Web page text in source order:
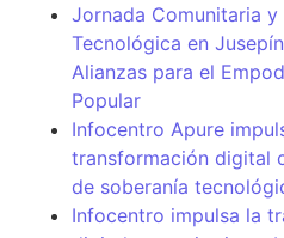
Jornada Comunitaria y
Tecnológica en
Alianzas para el
Popular
Infocentro Apure
transformación digital
de soberanía
Infocentro impulsa la